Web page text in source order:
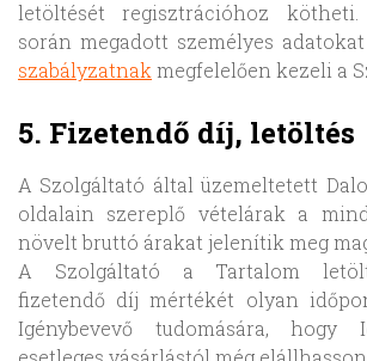
letöltését regisztrációhoz
során megadott személyes
szabályzatnak megfelelően kezeli a
5. Fizetendő díj, letöltés
A Szolgáltató által üzemeltetett
oldalain szereplő vételárak a
növelt bruttó árakat jelenítik meg
A Szolgáltató a Tartalom
fizetendő díj mértékét olyan
Igénybevevő tudomására, hogy